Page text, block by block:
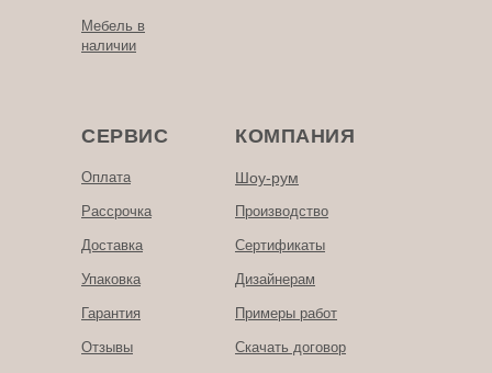
Примеры работ
Сертификаты
Дизайнерам
Производство
Скачать договор
КОМПАНИЯ
Оплата
Упаковка
СЕРВИС
Гарантия
Отзывы
Доставка
Мебель в
наличии
Шоу-рум
Рассрочка